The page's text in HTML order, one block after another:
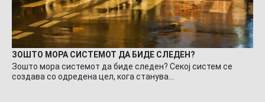
ЗОШТО МОРА СИСТЕМОТ ДА БИДЕ СЛЕДЕН?
Зошто мора системот да биде следен? Секој систем се
создава со одредена цел, кога станува…